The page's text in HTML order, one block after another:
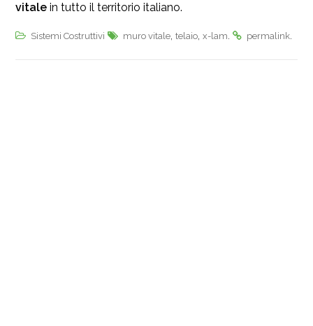
vitale in tutto il territorio italiano.
Sistemi Costruttivi muro vitale, telaio, x-lam. permalink.